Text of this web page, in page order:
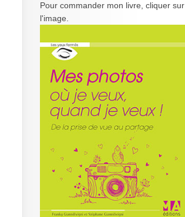
Pour commander mon livre, cliquer sur
l'image.